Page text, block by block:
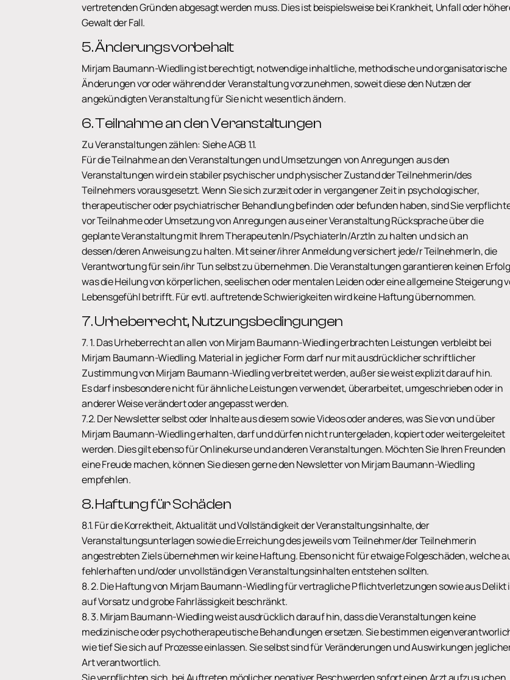
vertretenden Gründen abgesagt werden muss. Dies ist beispielsweise bei Krankheit, Unfall oder
Gewalt der Fall.
5. Änderungsvorbehalt
Mirjam Baumann-Wiedling ist berechtigt, notwendige inhaltliche, methodische und organisatorische
Änderungen vor oder während der Veranstaltung vorzunehmen, soweit diese den Nutzen der
angekündigten Veranstaltung für Sie nicht wesentlich ändern.
6. Teilnahme an den Veranstaltungen
Zu Veranstaltungen zählen: Siehe AGB 1.1.
Für die Teilnahme an den Veranstaltungen und Umsetzungen von Anregungen aus den
Veranstaltungen wird ein stabiler psychischer und physischer Zustand der Teilnehmerin/des
Teilnehmers vorausgesetzt. Wenn Sie sich zurzeit oder in vergangener Zeit in psychologischer,
therapeutischer oder psychiatrischer Behandlung befinden oder befunden haben, sind Sie
vor Teilnahme oder Umsetzung von Anregungen aus einer Veranstaltung Rücksprache über die
geplante Veranstaltung mit Ihrem TherapeutenIn/PsychiaterIn/ArztIn zu halten und sich an
dessen/deren Anweisung zu halten. Mit seiner/ihrer Anmeldung versichert jede/r TeilnehmerIn, die
Verantwortung für sein/ihr Tun selbst zu übernehmen. Die Veranstaltungen garantieren keinen
was die Heilung von körperlichen, seelischen oder mentalen Leiden oder eine allgemeine Steigerung
Lebensgefühl betrifft. Für evtl. auftretende Schwierigkeiten wird keine Haftung übernommen.
7. Urheberrecht, Nutzungsbedingungen
7. 1. Das Urheberrecht an allen von Mirjam Baumann-Wiedling erbrachten Leistungen verbleibt bei
Mirjam Baumann-Wiedling. Material in jeglicher Form darf nur mit ausdrücklicher schriftlicher
Zustimmung von Mirjam Baumann-Wiedling verbreitet werden, außer sie weist explizit darauf hin.
Es darf insbesondere nicht für ähnliche Leistungen verwendet, überarbeitet, umgeschrieben oder in
anderer Weise verändert oder angepasst werden.
7.2. Der Newsletter selbst oder Inhalte aus diesem sowie Videos oder anderes, was Sie von und über
Mirjam Baumann-Wiedling erhalten, darf und dürfen nicht runtergeladen, kopiert oder weitergeleitet
werden. Dies gilt ebenso für Onlinekurse und anderen Veranstaltungen. Möchten Sie Ihren Freunden
eine Freude machen, können Sie diesen gerne den Newsletter von Mirjam Baumann-Wiedling
empfehlen.
8. Haftung für Schäden
8.1. Für die Korrektheit, Aktualität und Vollständigkeit der Veranstaltungsinhalte, der
Veranstaltungsunterlagen sowie die Erreichung des jeweils vom Teilnehmer/der Teilnehmerin
angestrebten Ziels übernehmen wir keine Haftung. Ebenso nicht für etwaige Folgeschäden, welche
fehlerhaften und/oder unvollständigen Veranstaltungsinhalten entstehen sollten.
8. 2. Die Haftung von Mirjam Baumann-Wiedling für vertragliche Pflichtverletzungen sowie aus Delikt
auf Vorsatz und grobe Fahrlässigkeit beschränkt.
8. 3. Mirjam Baumann-Wiedling weist ausdrücklich darauf hin, dass die Veranstaltungen keine
medizinische oder psychotherapeutische Behandlungen ersetzen. Sie bestimmen
wie tief Sie sich auf Prozesse einlassen. Sie selbst sind für Veränderungen und Auswirkungen
Art verantwortlich.